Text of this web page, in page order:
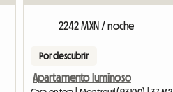
2242 MXN / noche
Por descubrir
Apartamento luminoso